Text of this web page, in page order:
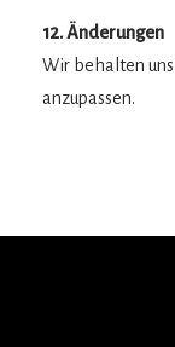
12. Änderungen
Wir behalten
anzupassen.